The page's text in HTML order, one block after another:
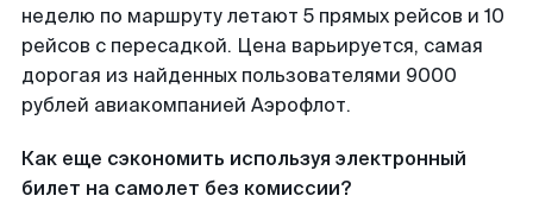
неделю по маршруту летают 5 прямых рейсов и 10
рейсов с пересадкой. Цена варьируется, самая
дорогая из найденных пользователями 9000
рублей авиакомпанией Аэрофлот.
Как еще сэкономить используя электронный
билет на самолет без комиссии?